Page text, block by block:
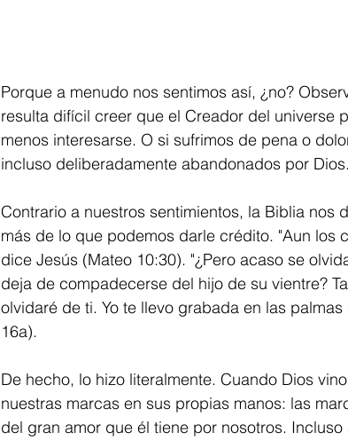
Porque a menudo nos sentimos así, ¿no?
resulta difícil creer que el Creador del universe
menos interesarse. O si sufrimos de pena o
incluso deliberadamente abandonados por
Contrario a nuestros sentimientos, la Biblia
más de lo que podemos darle crédito. "Aun los
dice Jesús (Mateo 10:30). "¿Pero acaso se
deja de compadecerse del hijo de su vientre?
olvidaré de ti. Yo te llevo grabada en las
16a).
De hecho, lo hizo literalmente. Cuando Dios
nuestras marcas en sus propias manos: las
del gran amor que él tiene por nosotros.